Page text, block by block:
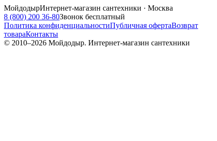
МойдодырИнтернет-магазин сантехники · Москва
8 (800) 200 36-80Звонок бесплатный
Политика конфиденциальностиПубличная офертаВозврат
товараКонтакты
© 2010–2026 Мойдодыр. Интернет-магазин сантехники